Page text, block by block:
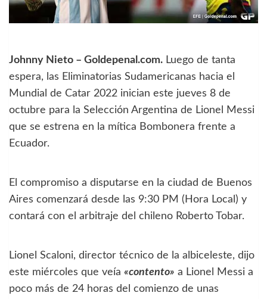
Johnny Nieto – Goldepenal.com. Luego de tanta
espera, las Eliminatorias Sudamericanas hacia el
Mundial de Catar 2022 inician este jueves 8 de
octubre para la Selección Argentina de Lionel Messi
que se estrena en la mítica Bombonera frente a
Ecuador.
El compromiso a disputarse en la ciudad de Buenos
Aires comenzará desde las 9:30 PM (Hora Local) y
contará con el arbitraje del chileno Roberto Tobar.
Lionel Scaloni, director técnico de la albiceleste, dijo
este miércoles que veía «contento» a Lionel Messi a
poco más de 24 horas del comienzo de unas